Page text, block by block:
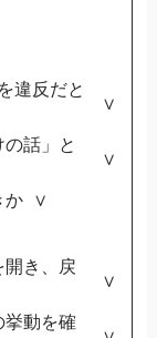
違反だと
話」と
か
開き、戻
挙動を確